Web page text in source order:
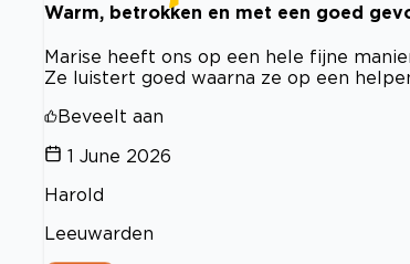
Warm, betrokken en met een goed
Marise heeft ons op een hele fijne
Ze luistert goed waarna ze op een
Beveelt aan
1 June 2026
Harold
Leeuwarden